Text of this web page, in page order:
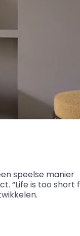
speelse manier
“Life is too short